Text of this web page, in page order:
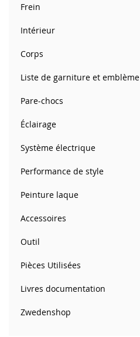
Frein
Intérieur
Corps
Liste de garniture et emblème
Pare-chocs
Éclairage
Système électrique
Performance de style
Peinture laque
Accessoires
Outil
Pièces Utilisées
Livres documentation
Zwedenshop